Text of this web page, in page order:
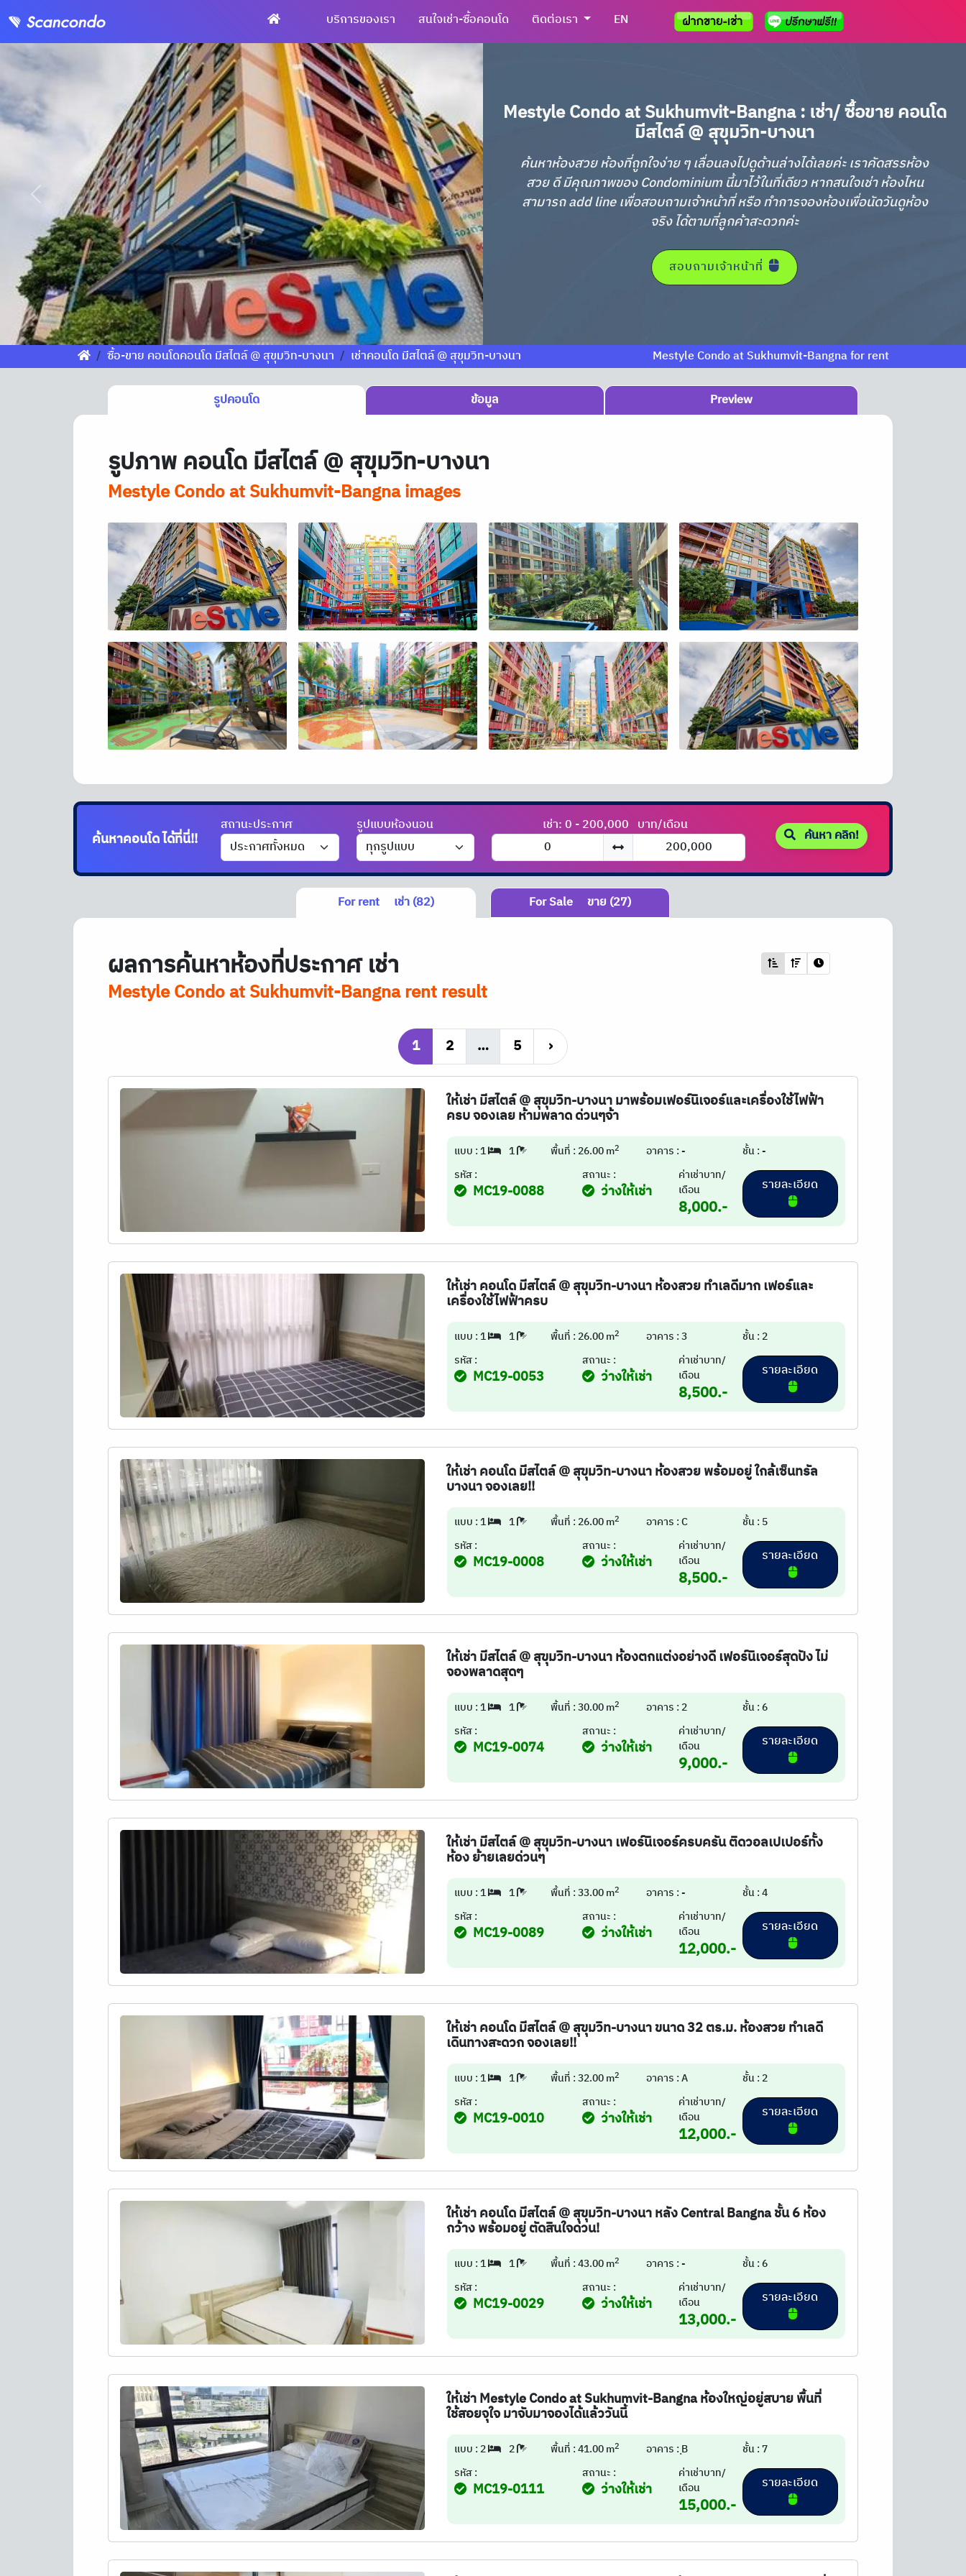
บริการของเรา สนใจเช่า-ซื้อคอนโด ติดต่อเรา EN
Mestyle Condo at Sukhumvit-Bangna : เช่า/ ซื้อขาย คอนโด
มีสไตล์ @ สุขุมวิท-บางนา
ค้นหาห้องสวย ห้องที่ถูกใจง่าย ๆ เลื่อนลงไปดูด้านล่างได้เลยค่ะ เราคัดสรรห้อง
สวย ดี มีคุณภาพของ Condominium นี้มาไว้ในที่เดียว หากสนใจเช่า ห้องไหน
สามารถ add line เพื่อสอบถามเจ้าหน้าที่ หรือ ทำการจองห้องเพื่อนัดวันดูห้อง
จริง ได้ตามที่ลูกค้าสะดวกค่ะ
สอบถามเจ้าหน้าที่
ซื้อ-ขาย คอนโดคอนโด มีสไตล์ @ สุขุมวิท-บางนา เช่าคอนโด มีสไตล์ @ สุขุมวิท-บางนา Mestyle Condo at Sukhumvit-Bangna for rent
รูปคอนโด ข้อมูล Preview
รูปภาพ คอนโด มีสไตล์ @ สุขุมวิท-บางนา
Mestyle Condo at Sukhumvit-Bangna images
ค้นหาคอนโดได้ที่นี่!!
สถานะประกาศ รูปแบบห้องนอน เช่า: 0 - 200,000 บาท/เดือน
ค้นหา คลิก!
For rent เช่า (82) For Sale ขาย (27)
ผลการค้นหาห้องที่ประกาศ เช่า
Mestyle Condo at Sukhumvit-Bangna rent result
1 2 … 5 ›
ให้เช่า มีสไตล์ @ สุขุมวิท-บางนา มาพร้อมเฟอร์นิเจอร์และเครื่องใช้ไฟฟ้า
ครบ จองเลย ห้ามพลาด ด่วนๆจ้า
แบบ : 1 1 พื้นที่ : 26.00 m2 อาคาร : -
ชั้น : -
รหัส :
MC19-0088
สถานะ :
ว่างให้เช่า
ค่าเช่าบาท/
เดือน
8,000.-
ให้เช่า คอนโด มีสไตล์ @ สุขุมวิท-บางนา ห้องสวย ทำเลดีมาก เฟอร์และ
เครื่องใช้ไฟฟ้าครบ
แบบ : 1 1 พื้นที่ : 26.00 m2 อาคาร : 3
ชั้น : 2
รหัส :
MC19-0053
สถานะ :
ว่างให้เช่า
ค่าเช่าบาท/
เดือน
8,500.-
ให้เช่า คอนโด มีสไตล์ @ สุขุมวิท-บางนา ห้องสวย พร้อมอยู่ ใกล้เซ็นทรัล
บางนา จองเลย!!
แบบ : 1 1 พื้นที่ : 26.00 m2 อาคาร : C
ชั้น : 5
รหัส :
MC19-0008
สถานะ :
ว่างให้เช่า
ค่าเช่าบาท/
เดือน
8,500.-
ให้เช่า มีสไตล์ @ สุขุมวิท-บางนา ห้องตกแต่งอย่างดี เฟอร์นิเจอร์สุดปัง ไม่
จองพลาดสุดๆ
แบบ : 1 1 พื้นที่ : 30.00 m2 อาคาร : 2
ชั้น : 6
รหัส :
MC19-0074
สถานะ :
ว่างให้เช่า
ค่าเช่าบาท/
เดือน
9,000.-
ให้เช่า มีสไตล์ @ สุขุมวิท-บางนา เฟอร์นิเจอร์ครบครัน ติดวอลเปเปอร์ทั้ง
ห้อง ย้ายเลยด่วนๆ
แบบ : 1 1 พื้นที่ : 33.00 m2 อาคาร : -
ชั้น : 4
รหัส :
MC19-0089
สถานะ :
ว่างให้เช่า
ค่าเช่าบาท/
เดือน
12,000.-
ให้เช่า คอนโด มีสไตล์ @ สุขุมวิท-บางนา ขนาด 32 ตร.ม. ห้องสวย ทำเลดี
เดินทางสะดวก จองเลย!!
แบบ : 1 1 พื้นที่ : 32.00 m2 อาคาร : A
ชั้น : 2
รหัส :
MC19-0010
สถานะ :
ว่างให้เช่า
ค่าเช่าบาท/
เดือน
12,000.-
ให้เช่า คอนโด มีสไตล์ @ สุขุมวิท-บางนา หลัง Central Bangna ชั้น 6 ห้อง
กว้าง พร้อมอยู่ ตัดสินใจด่วน!
แบบ : 1 1 พื้นที่ : 43.00 m2 อาคาร : -
ชั้น : 6
รหัส :
MC19-0029
สถานะ :
ว่างให้เช่า
ค่าเช่าบาท/
เดือน
13,000.-
ให้เช่า Mestyle Condo at Sukhumvit-Bangna ห้องใหญ่อยู่สบาย พื้นที่
ใช้สอยจุใจ มาจับมาจองได้แล้ววันนี้
แบบ : 2 2 พื้นที่ : 41.00 m2 อาคาร : ฺB
ชั้น : 7
รหัส :
MC19-0111
สถานะ :
ว่างให้เช่า
ค่าเช่าบาท/
เดือน
15,000.-